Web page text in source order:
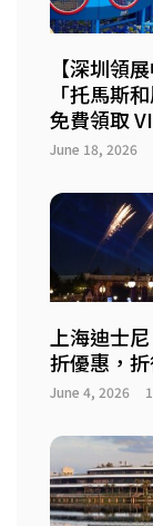
【深圳領
「托馬斯
免費領取
June 18, 2026
上海迪士
折優惠，
June 4, 2026